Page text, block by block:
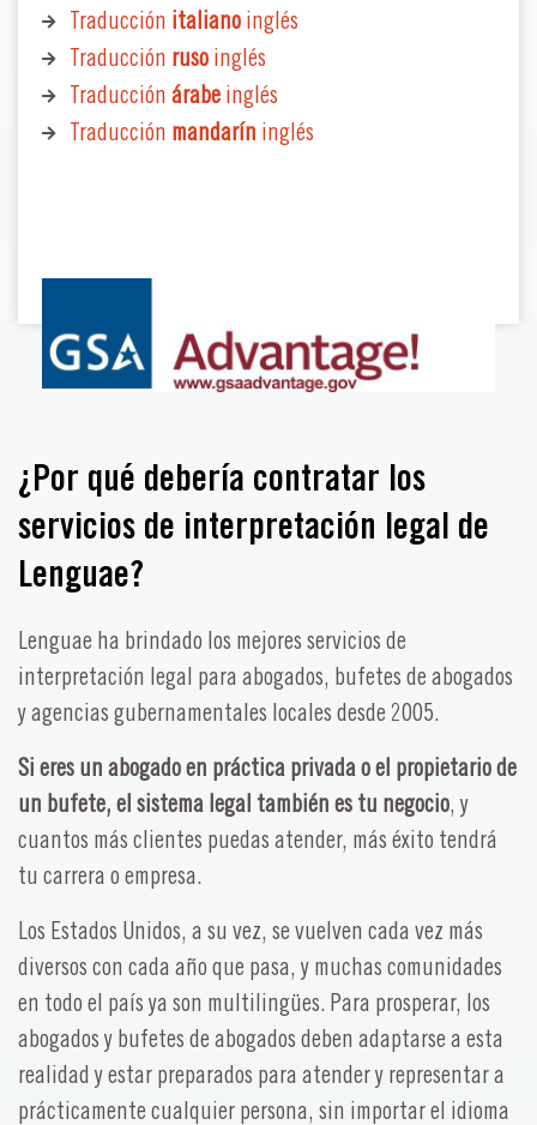
Traducción italianoinglés
Traducción rusoinglés
Traducción árabeinglés
Traducción mandarín inglés
¿Por qué debería contratar los
servicios de interpretación legal de
Lenguae?
Lenguae ha brindado los mejores servicios de
interpretación legal para abogados, bufetes de abogados
y agencias gubernamentales locales desde 2005.
Si eres un abogado en práctica privada o el propietario de
un bufete, el sistema legal también es tu negocio, y
cuantos más clientes puedas atender, más éxito tendrá
tu carrera o empresa.
Los Estados Unidos, a su vez, se vuelven cada vez más
diversos con cada año que pasa, y muchas comunidades
en todo el país ya son multilingües. Para prosperar, los
abogados y bufetes de abogados deben adaptarse a esta
realidad y estar preparados para atender y representar a
prácticamente cualquier persona, sin importar el idioma